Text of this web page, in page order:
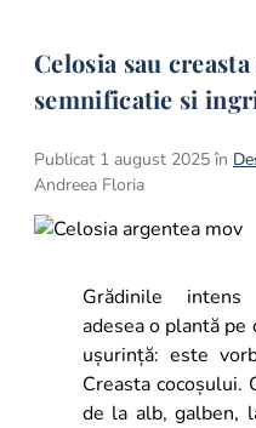
Celosia sau
semnificatie si
Publicat 1 august 2025 în
Andreea Floria
Grădinile intens
adesea o plantă pe
ușurință: este
Creasta cocoșului.
de la alb, galben,
.
buchet trandafiri
.
trandafiri albi
.
buchet crini
.
crin
10. ranunculus